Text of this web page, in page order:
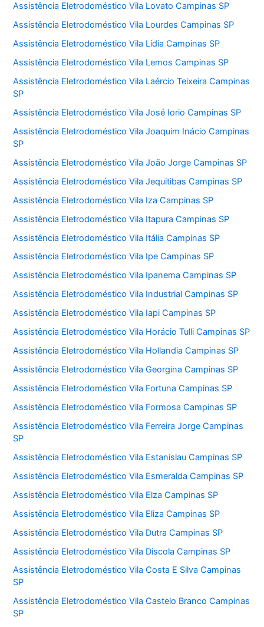
Assistência Eletrodoméstico Vila Lovato Campinas SP
Assistência Eletrodoméstico Vila Lourdes Campinas SP
Assistência Eletrodoméstico Vila Lídia Campinas SP
Assistência Eletrodoméstico Vila Lemos Campinas SP
Assistência Eletrodoméstico Vila Laércio Teixeira Campinas
SP
Assistência Eletrodoméstico Vila José Iorio Campinas SP
Assistência Eletrodoméstico Vila Joaquim Inácio Campinas
SP
Assistência Eletrodoméstico Vila João Jorge Campinas SP
Assistência Eletrodoméstico Vila Jequitibas Campinas SP
Assistência Eletrodoméstico Vila Iza Campinas SP
Assistência Eletrodoméstico Vila Itapura Campinas SP
Assistência Eletrodoméstico Vila Itália Campinas SP
Assistência Eletrodoméstico Vila Ipe Campinas SP
Assistência Eletrodoméstico Vila Ipanema Campinas SP
Assistência Eletrodoméstico Vila Industrial Campinas SP
Assistência Eletrodoméstico Vila Iapi Campinas SP
Assistência Eletrodoméstico Vila Horácio Tulli Campinas SP
Assistência Eletrodoméstico Vila Hollandia Campinas SP
Assistência Eletrodoméstico Vila Georgina Campinas SP
Assistência Eletrodoméstico Vila Fortuna Campinas SP
Assistência Eletrodoméstico Vila Formosa Campinas SP
Assistência Eletrodoméstico Vila Ferreira Jorge Campinas
SP
Assistência Eletrodoméstico Vila Estanislau Campinas SP
Assistência Eletrodoméstico Vila Esmeralda Campinas SP
Assistência Eletrodoméstico Vila Elza Campinas SP
Assistência Eletrodoméstico Vila Eliza Campinas SP
Assistência Eletrodoméstico Vila Dutra Campinas SP
Assistência Eletrodoméstico Vila Discola Campinas SP
Assistência Eletrodoméstico Vila Costa E Silva Campinas
SP
Assistência Eletrodoméstico Vila Castelo Branco Campinas
SP